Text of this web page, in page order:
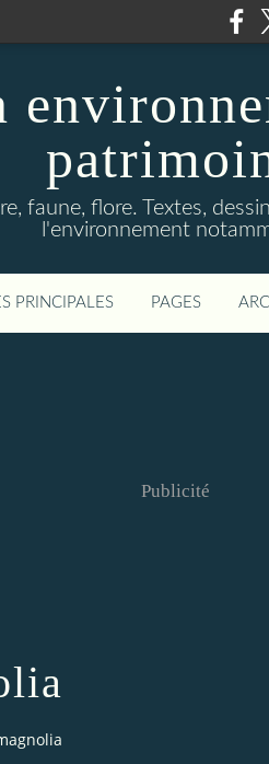
faune, flore. Textes,
l'environnement
PRINCIPALES PAGES
Publicité